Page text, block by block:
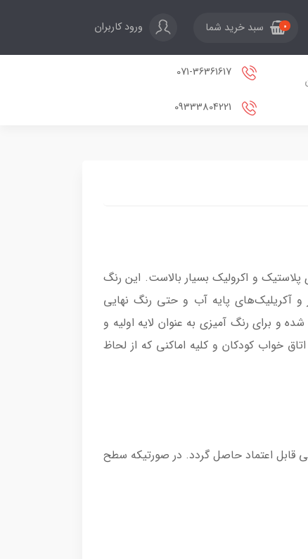
0 سبد خرید شما ورود کاربران
پلاستیک و اکرولیک بسیار بالاست. این رنگ
آکریلیک‌های پایه آب و حتی رنگ نهایی
و برای رنگ آمیزی به عنوان لایه اولیه و
خواب كودكان و كلیه اماكنی كه از لحاظ
قابل اعتماد حاصل گردد. در صورتیكه سطح